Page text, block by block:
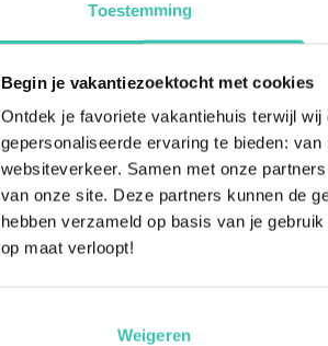
Toestemming
Begin je vakantiezoektocht met cookies
Ontdek je favoriete vakantiehuis terwijl
gepersonaliseerde ervaring te bieden:
websiteverkeer. Samen met onze
van onze site. Deze partners kunnen de
hebben verzameld op basis van je
op maat verloopt!
Weigeren